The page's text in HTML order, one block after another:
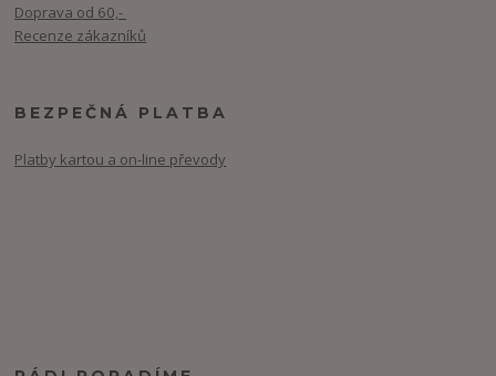
Doprava od 60,-
Recenze zákazníků
BEZPEČNÁ PLATBA
Platby kartou a on-line převody